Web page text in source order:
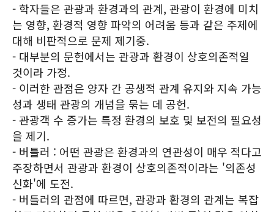
- 학자들은 관광과 환경과의 관계, 관광이 환경에 미치
는 영향, 환경적 영향 파악의 어려움 등과 같은 주제에
대해 비판적으로 문제 제기중.
- 대부분의 문헌에서는 관광과 환경이 상호의존적일
것이라 가정.
- 이러한 관점은 양자 간 공생적 관계 유지와 지속 가능
성과 생태 관광의 개념을 묶는 데 공헌.
- 관광객 수 증가는 특정 환경의 보호 및 보전의 필요성
을 제기.
- 버틀러 : 어떤 관광은 환경과의 연관성이 매우 적다고
주장하면서 관광과 환경이 상호의존적이라는 '의존성
신화'에 도전.
- 버틀러의 관점에 따르면, 관광과 환경의 관계는 복잡